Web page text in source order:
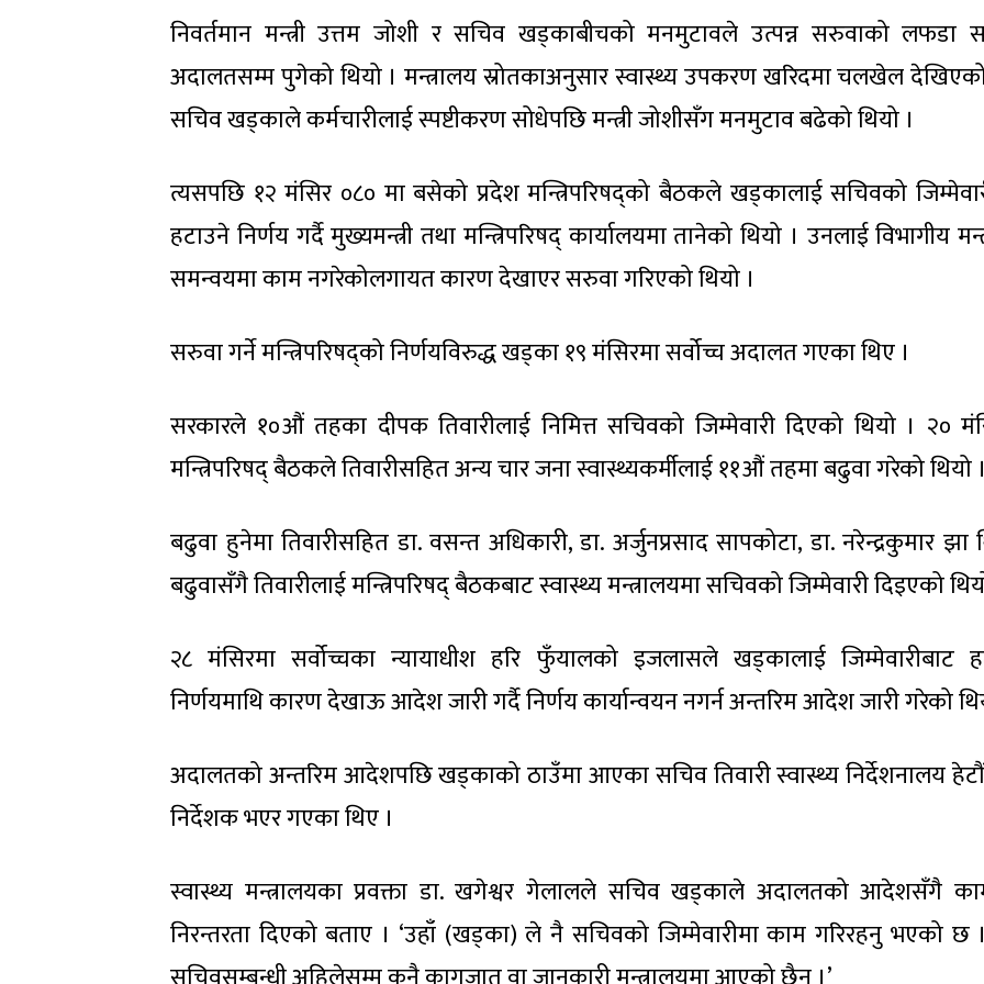
निवर्तमान मन्त्री उत्तम जोशी र सचिव खड्काबीचको मनमुटावले उत्पन्न सरुवाको लफडा
अदालतसम्म पुगेको थियो । मन्त्रालय स्रोतकाअनुसार स्वास्थ्य उपकरण खरिदमा चलखेल
सचिव खड्काले कर्मचारीलाई स्पष्टीकरण सोधेपछि मन्त्री जोशीसँग मनमुटाव बढेको थियो ।
त्यसपछि १२ मंसिर ०८० मा बसेको प्रदेश मन्त्रिपरिषद्को बैठकले खड्कालाई सचिवको
हटाउने निर्णय गर्दै मुख्यमन्त्री तथा मन्त्रिपरिषद् कार्यालयमा तानेको थियो । उनलाई विभागीय
समन्वयमा काम नगरेकोलगायत कारण देखाएर सरुवा गरिएको थियो ।
सरुवा गर्ने मन्त्रिपरिषद्को निर्णयविरुद्ध खड्का १९ मंसिरमा सर्वोच्च अदालत गएका थिए ।
सरकारले १०औं तहका दीपक तिवारीलाई निमित्त सचिवको जिम्मेवारी दिएको थियो । २०
मन्त्रिपरिषद् बैठकले तिवारीसहित अन्य चार जना स्वास्थ्यकर्मीलाई ११औं तहमा बढुवा गरेको थियो ।
बढुवा हुनेमा तिवारीसहित डा. वसन्त अधिकारी, डा. अर्जुनप्रसाद सापकोटा, डा. नरेन्द्रकुमार झा
बढुवासँगै तिवारीलाई मन्त्रिपरिषद् बैठकबाट स्वास्थ्य मन्त्रालयमा सचिवको जिम्मेवारी दिइएको
२८ मंसिरमा सर्वोच्चका न्यायाधीश हरि फुँयालको इजलासले खड्कालाई जिम्मेवारीबाट
निर्णयमाथि कारण देखाऊ आदेश जारी गर्दै निर्णय कार्यान्वयन नगर्न अन्तरिम आदेश जारी गरेको
अदालतको अन्तरिम आदेशपछि खड्काको ठाउँमा आएका सचिव तिवारी स्वास्थ्य निर्देशनालय
निर्देशक भएर गएका थिए ।
स्वास्थ्य मन्त्रालयका प्रवक्ता डा. खगेश्वर गेलालले सचिव खड्काले अदालतको आदेशसँगै
निरन्तरता दिएको बताए । ‘उहाँ (खड्का) ले नै सचिवको जिम्मेवारीमा काम गरिरहनु भएको छ